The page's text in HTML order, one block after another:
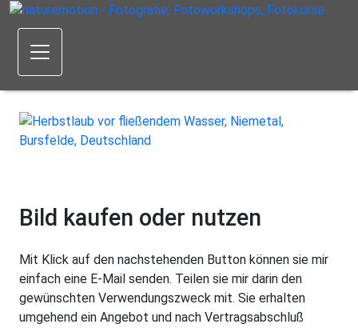
Bild kaufen oder nutzen
Mit Klick auf den nachstehenden Button können sie mir
einfach eine E-Mail senden. Teilen sie mir darin den
gewünschten Verwendungszweck mit. Sie erhalten
umgehend ein Angebot und nach Vertragsabschluß